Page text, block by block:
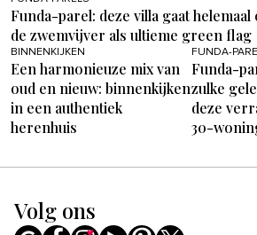
Funda-parel: deze villa gaat
de zwemvijver als ultieme green flag
BINNENKIJKEN
Een harmonieuze mix van
oud en nieuw: binnenkijken
in een authentiek
herenhuis
FUNDA-
Funda-
zulke
deze
30-
Volg ons